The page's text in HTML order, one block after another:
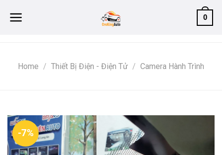
0
Home / Thiết Bị Điện - Điện Tử / Camera Hành Trình
-7%